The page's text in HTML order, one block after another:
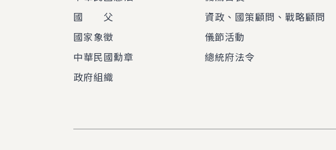
國 父
國家象徵
中華民國勳章
政府組織
資政、國策顧問、戰略顧問
儀節活動
總統府法令